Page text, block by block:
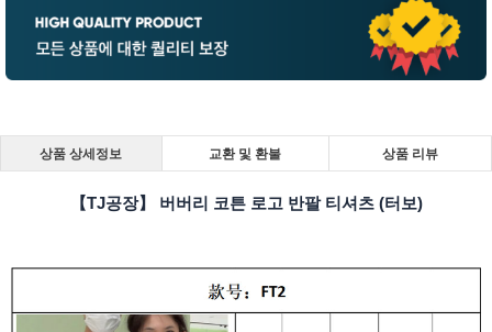
상품 상세정보 교환 및 환불 상품 리뷰
【TJ공장】 버버리 코튼 로고 반팔 티셔츠 (터보)